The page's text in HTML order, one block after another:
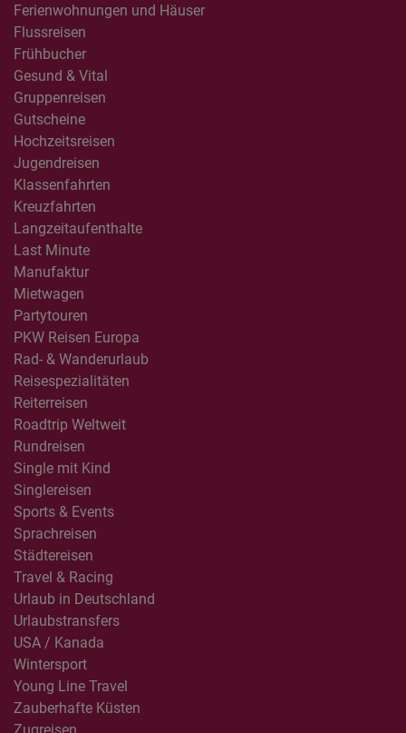
Ferienwohnungen und Häuser
Flussreisen
Frühbucher
Gesund & Vital
Gruppenreisen
Gutscheine
Hochzeitsreisen
Jugendreisen
Klassenfahrten
Kreuzfahrten
Langzeitaufenthalte
Last Minute
Manufaktur
Mietwagen
Partytouren
PKW Reisen Europa
Rad- & Wanderurlaub
Reisespezialitäten
Reiterreisen
Roadtrip Weltweit
Rundreisen
Single mit Kind
Singlereisen
Sports & Events
Sprachreisen
Städtereisen
Travel & Racing
Urlaub in Deutschland
Urlaubstransfers
USA / Kanada
Wintersport
Young Line Travel
Zauberhafte Küsten
Zugreisen